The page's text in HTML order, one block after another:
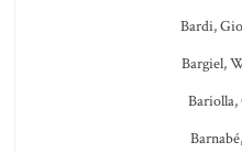
Bardi,
Bargiel,